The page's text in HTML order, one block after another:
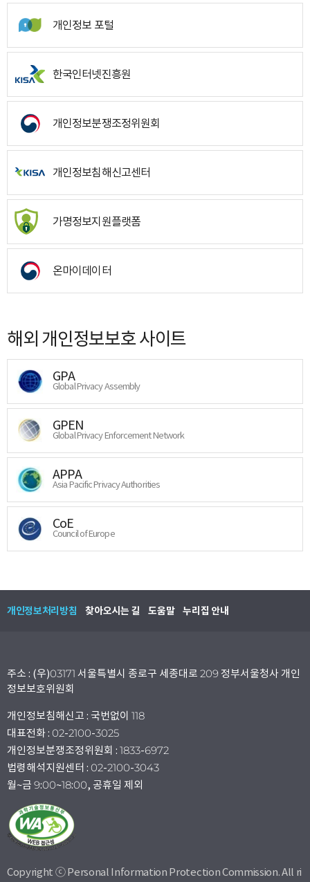
개인정보 포털
한국인터넷진흥원
개인정보분쟁조정위원회
개인정보침해신고센터
가명정보지원플랫폼
온마이데이터
해외 개인정보보호 사이트
GPA
Global Privacy Assembly
GPEN
Global Privacy Enforcement Network
APPA
Asia Pacific Privacy Authorities
CoE
Council of Europe
개인정보처리방침 찾아오시는 길 도움말 누리집 안내
주소 : (우)03171 서울특별시 종로구 세종대로 209 정부서울청사 개인
정보보호위원회
개인정보침해신고 : 국번없이 118
대표전화 : 02-2100-3025
개인정보분쟁조정위원회 : 1833-6972
법령해석지원센터 : 02-2100-3043
월~금 9:00~18:00, 공휴일 제외
Copyright ⓒ Personal Information Protection Commission. All ri